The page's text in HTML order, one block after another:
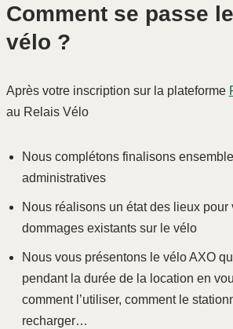
Comment se passe
vélo ?
Après votre inscription sur la plateforme
au Relais Vélo
Nous complétons finalisons
administratives
Nous réalisons un état des lieux
dommages existants sur le vélo
Nous vous présentons le vélo AXO
pendant la durée de la location en
comment l’utiliser, comment le
recharger…